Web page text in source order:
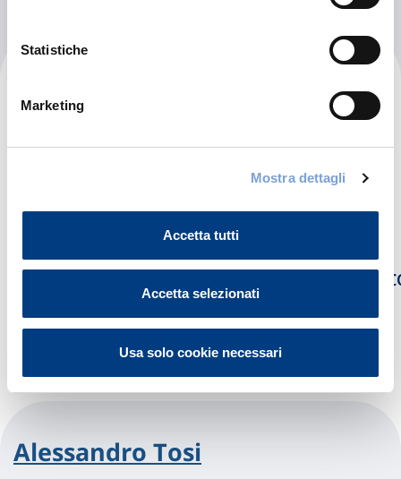
Statistiche
Marketing
Mostra dettagli
Accetta tutti
Accetta selezionati
Usa solo cookie necessari
25081 Bedizzole (BS)
Alessandro Tosi